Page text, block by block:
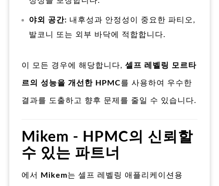
야외 공간: 내후성과 안정성이 중요한 파티오,
발코니 또는 외부 바닥에 적합합니다.
이 모든 경우에 해당합니다, 셀프 레벨링 모르타
르의 성능을 개선한 HPMC를 사용하여 우수한
결과를 도출하고 향후 문제를 줄일 수 있습니다.
Mikem - HPMC의 신뢰할
수 있는 파트너
에서 Mikem는 셀프 레벨링 애플리케이션용